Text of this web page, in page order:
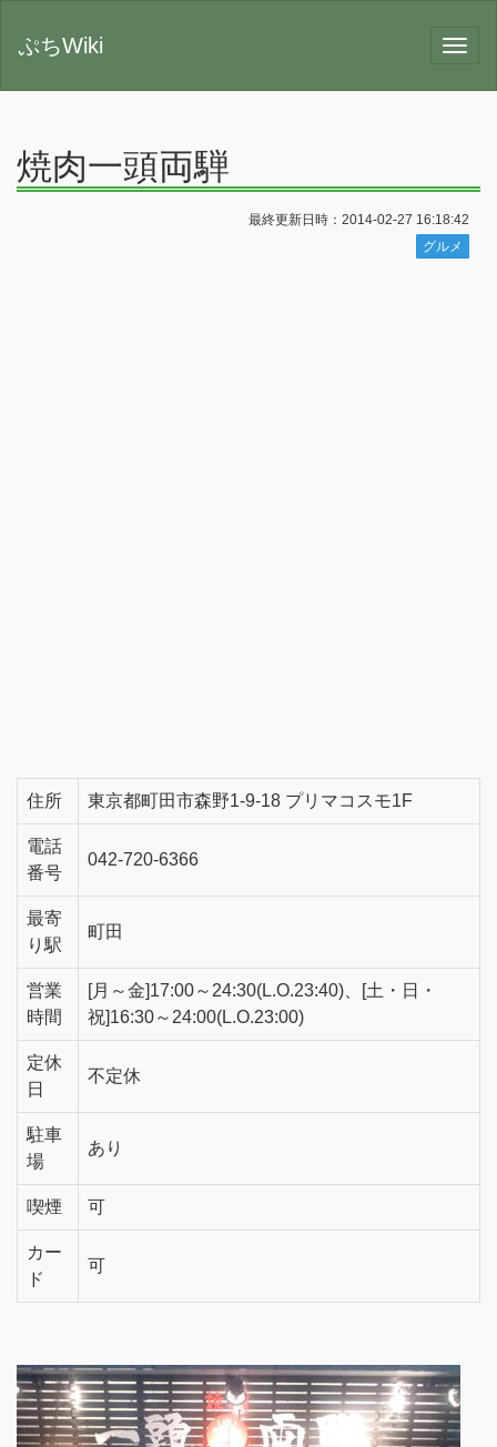
ぷちWiki
焼肉一頭両騨
最終更新日時：2014-02-27 16:18:42
グルメ
住所 東京都町田市森野1-9-18 プリマコスモ1F
電話
番号
042-720-6366
最寄
り駅
町田
営業
時間
[月～金]17:00～24:30(L.O.23:40)、[土・日・
祝]16:30～24:00(L.O.23:00)
定休
日
不定休
駐車
場
あり
喫煙 可
カー
ド
可